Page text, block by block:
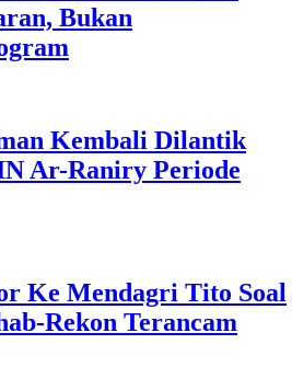
Bukan
Kembali Dilantik
Ar-Raniry Periode
Ke Mendagri Tito Soal
Rekon Terancam